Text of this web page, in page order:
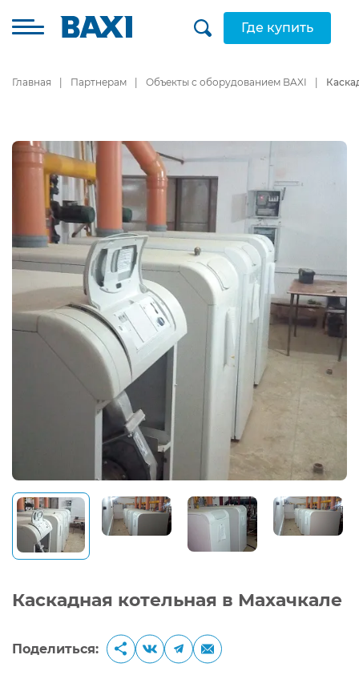
Где купить
Главная Партнерам Объекты с оборудованием BAXI
Каскадная котельная в Махачкале
Поделиться: